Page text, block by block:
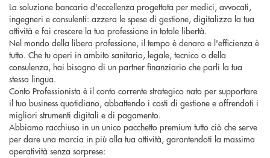
La soluzione bancaria d'eccellenza progettata per medici, avvocati,
ingegneri e consulenti: azzera le spese di gestione, digitalizza la tua
attività e fai crescere la tua professione in totale libertà.
Nel mondo della libera professione, il tempo è denaro e l'efficienza è
tutto. Che tu operi in ambito sanitario, legale, tecnico o della
consulenza, hai bisogno di un partner finanziario che parli la tua
stessa lingua.
Conto Professionista è il conto corrente strategico nato per supportare
il tuo business quotidiano, abbattendo i costi di gestione e offrendoti i
migliori strumenti digitali e di pagamento.
Abbiamo racchiuso in un unico pacchetto premium tutto ciò che serve
per dare una marcia in più alla tua attività, garantendoti la massima
operatività senza sorprese: